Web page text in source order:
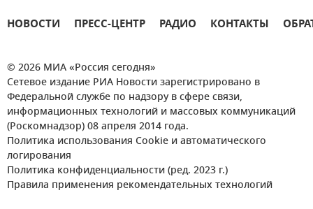
НОВОСТИ ПРЕСС-ЦЕНТР РАДИО КОНТАКТЫ
© 2026 МИА «Россия сегодня»
Сетевое издание РИА Новости зарегистрировано в
Федеральной службе по надзору в сфере связи,
информационных технологий и массовых коммуникаций
(Роскомнадзор) 08 апреля 2014 года.
Политика использования Cookie и автоматического
логирования
Политика конфиденциальности (ред. 2023 г.)
Правила применения рекомендательных технологий